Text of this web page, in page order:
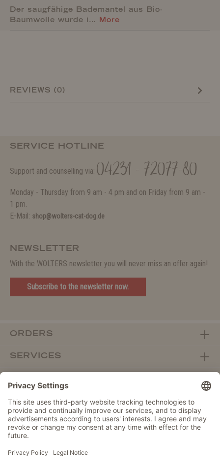
Der saugfähige Bademantel aus Bio-
Baumwolle wurde i… More
REVIEWS (0)
SERVICE HOTLINE
Support and counselling via: 04231 - 72077-80
Monday - Thursday from 9 am - 4 pm and on Friday from 9 am -
1 pm.
E-Mail: shop@wolters-cat-dog.de
NEWSLETTER
With the WOLTERS newsletter you will never miss an offer again!
Subscribe to the newsletter now.
ORDERS
SERVICES
DEALER PORTAL
Withdraw from contract here